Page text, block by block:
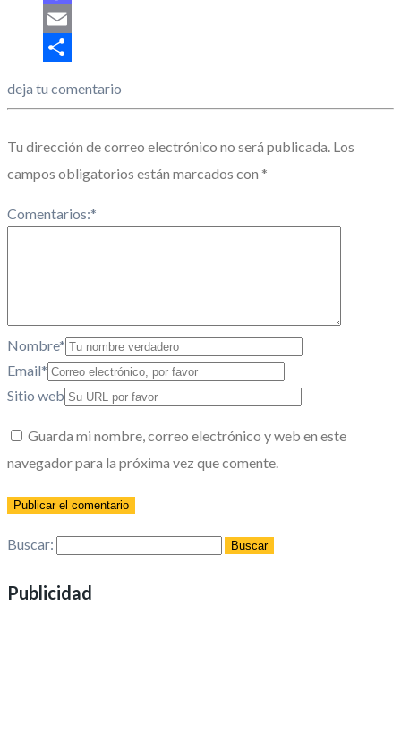
Mastodon
Email
deja tu comentario
Tu dirección de correo electrónico no será publicada. Los
campos obligatorios están marcados con *
Comentarios:*
Nombre*
Email*
Sitio web
Guarda mi nombre, correo electrónico y web en este
navegador para la próxima vez que comente.
Buscar:
Publicidad